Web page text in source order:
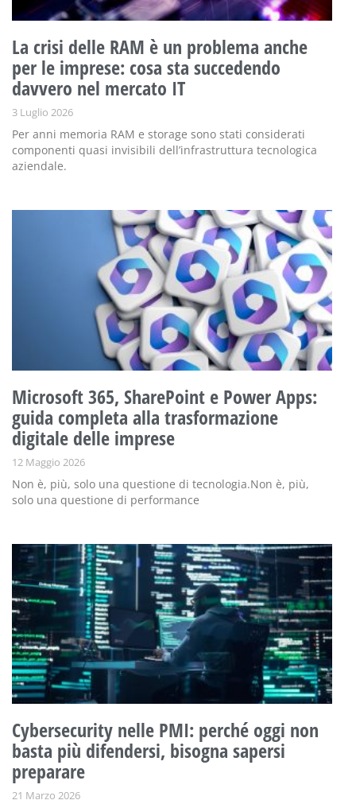
La crisi delle RAM è un problema anche
per le imprese: cosa sta succedendo
davvero nel mercato IT
3 Luglio 2026
Per anni memoria RAM e storage sono stati considerati
componenti quasi invisibili dell’infrastruttura tecnologica
aziendale.
Microsoft 365, SharePoint e Power Apps:
guida completa alla trasformazione
digitale delle imprese
12 Maggio 2026
Non è, più, solo una questione di tecnologia.Non è, più,
solo una questione di performance
Cybersecurity nelle PMI: perché oggi non
basta più difendersi, bisogna sapersi
preparare
21 Marzo 2026